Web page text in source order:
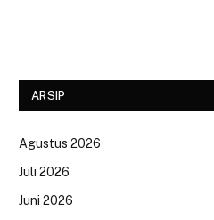
ARSIP
Agustus 2026
Juli 2026
Juni 2026